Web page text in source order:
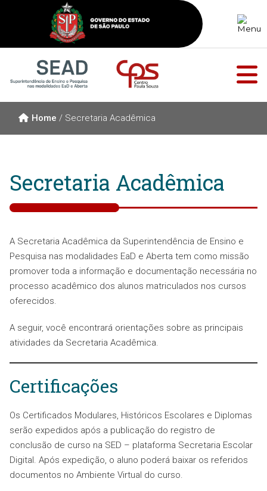
Home / Secretaria Acadêmica
Secretaria Acadêmica
A Secretaria Acadêmica da Superintendência de Ensino e
Pesquisa nas modalidades EaD e Aberta tem como missão
promover toda a informação e documentação necessária no
processo acadêmico dos alunos matriculados nos cursos
oferecidos.
A seguir, você encontrará orientações sobre as principais
atividades da Secretaria Acadêmica.
Certificações
Os Certificados Modulares, Históricos Escolares e Diplomas
serão expedidos após a publicação do registro de
conclusão de curso na SED – plataforma Secretaria Escolar
Digital. Após expedição, o aluno poderá baixar os referidos
documentos no Ambiente Virtual do curso.